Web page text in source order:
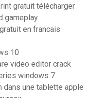
gratuit télécharger
gameplay
en francais
10
video editor crack
windows 7
dans une tablette apple